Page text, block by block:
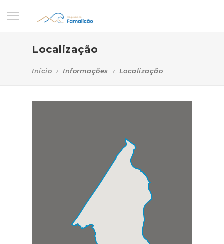
Localização
Início Informações Localização